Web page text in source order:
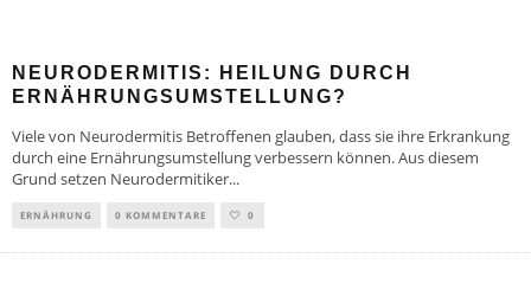
NEURODERMITIS: HEILUNG DURCH
ERNÄHRUNGSUMSTELLUNG?
Viele von Neurodermitis Betroffenen glauben, dass sie ihre Erkrankung
durch eine Ernährungsumstellung verbessern können. Aus diesem
Grund setzen Neurodermitiker...
ERNÄHRUNG 0 KOMMENTARE 0